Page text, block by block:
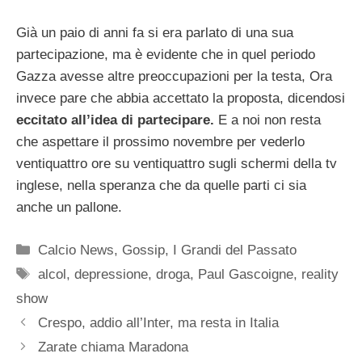
Già un paio di anni fa si era parlato di una sua
partecipazione, ma è evidente che in quel periodo
Gazza avesse altre preoccupazioni per la testa, Ora
invece pare che abbia accettato la proposta, dicendosi
eccitato all’idea di partecipare. E a noi non resta
che aspettare il prossimo novembre per vederlo
ventiquattro ore su ventiquattro sugli schermi della tv
inglese, nella speranza che da quelle parti ci sia
anche un pallone.
Categorie
Calcio News, Gossip, I Grandi del Passato
Tag
alcol,depressione,droga, Paul Gascoigne, reality
show
Crespo, addio all’Inter, ma resta in Italia
Zarate chiama Maradona